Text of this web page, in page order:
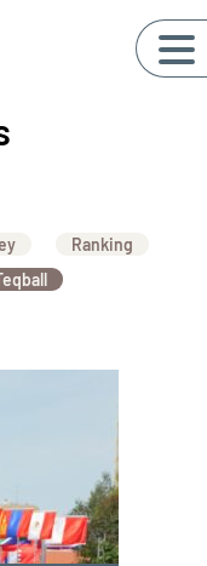
Ranking